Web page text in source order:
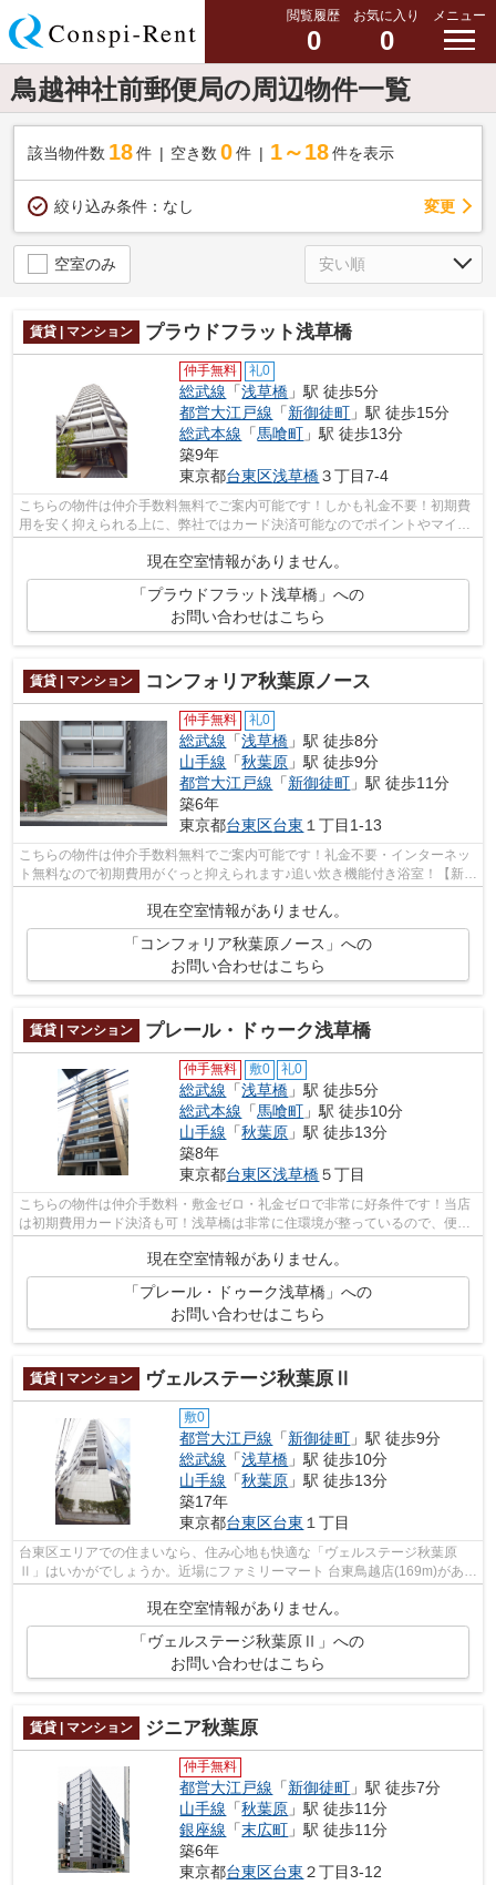
閲覧履歴
0
お気に入り
0
メニュー
鳥越神社前郵便局の周辺物件一覧
該当物件数 18件 空き数 0 件 1～18 件を表示
絞り込み条件： なし 変更
空室のみ
賃貸 | マンション プラウドフラット浅草橋
仲手無料 礼0
総武線 「浅草橋 」駅 徒歩5分
都営大江戸線 「新御徒町 」駅 徒歩15分
総武本線 「馬喰町 」駅 徒歩13分
築9年
東京都台東区浅草橋３丁目7-4
こちらの物件は仲介手数料無料でご案内可能です！しかも礼金不要！初期費
用を安く抑えられる上に、弊社ではカード決済可能なのでポイントやマイル
現在空室情報がありません。
「プラウドフラット浅草橋」への
お問い合わせはこちら
賃貸 | マンション コンフォリア秋葉原ノース
仲手無料 礼0
総武線 「浅草橋 」駅 徒歩8分
山手線 「秋葉原 」駅 徒歩9分
都営大江戸線 「新御徒町 」駅 徒歩11分
築6年
東京都台東区台東 １丁目1-13
こちらの物件は仲介手数料無料でご案内可能です！礼金不要・インターネッ
ト無料なので初期費用がぐっと抑えられます♪追い炊き機能付き浴室！【新築
現在空室情報がありません。
「コンフォリア秋葉原ノース」への
お問い合わせはこちら
賃貸 | マンション プレール・ドゥーク浅草橋
仲手無料 敷0 礼0
総武線 「浅草橋 」駅 徒歩5分
総武本線 「馬喰町 」駅 徒歩10分
山手線 「秋葉原 」駅 徒歩13分
築8年
東京都台東区浅草橋５丁目
こちらの物件は仲介手数料・敷金ゼロ・礼金ゼロで非常に好条件です！当店
は初期費用カード決済も可！浅草橋は非常に住環境が整っているので、便利
で住みやすい立地です♪ぜひお問合せく...
現在空室情報がありません。
「プレール・ドゥーク浅草橋」への
お問い合わせはこちら
賃貸 | マンション ヴェルステージ秋葉原Ⅱ
敷0
都営大江戸線 「新御徒町 」駅 徒歩9分
総武線 「浅草橋 」駅 徒歩10分
山手線 「秋葉原 」駅 徒歩13分
築17年
東京都台東区台東 １丁目
台東区エリアでの住まいなら、住み心地も快適な「ヴェルステージ秋葉原
Ⅱ」はいかがでしょうか。近場にファミリーマート 台東鳥越店(169m)がある
現在空室情報がありません。
「ヴェルステージ秋葉原Ⅱ」への
お問い合わせはこちら
賃貸 | マンション ジニア秋葉原
仲手無料
都営大江戸線 「新御徒町 」駅 徒歩7分
山手線 「秋葉原 」駅 徒歩11分
銀座線 「末広町 」駅 徒歩11分
築6年
東京都台東区台東 ２丁目3-12